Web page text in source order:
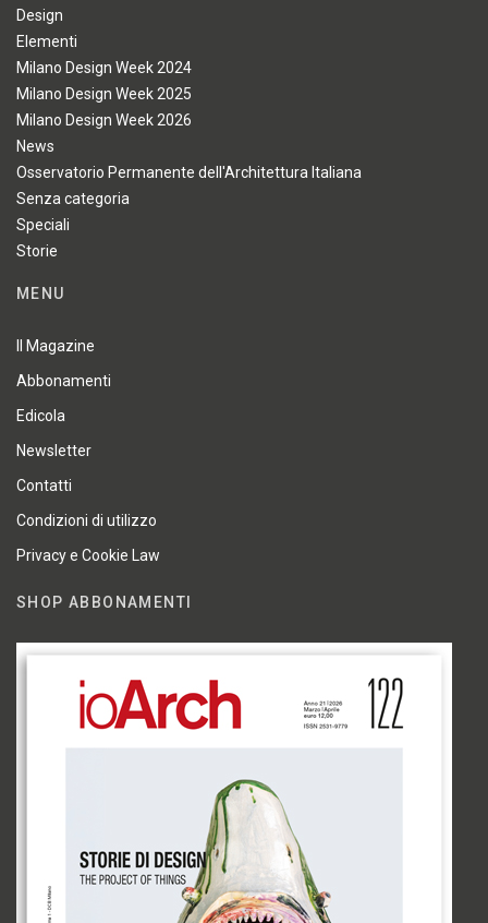
Design
Elementi
Milano Design Week 2024
Milano Design Week 2025
Milano Design Week 2026
News
Osservatorio Permanente dell'Architettura Italiana
Senza categoria
Speciali
Storie
MENU
Il Magazine
Abbonamenti
Edicola
Newsletter
Contatti
Condizioni di utilizzo
Privacy e Cookie Law
SHOP ABBONAMENTI